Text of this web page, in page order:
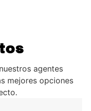
agentes
mejores opciones